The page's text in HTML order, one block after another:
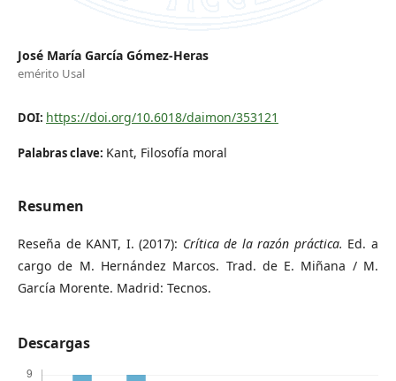
José María García Gómez-Heras
emérito Usal
DOI: https://doi.org/10.6018/daimon/353121
Palabras clave: Kant, Filosofía moral
Resumen
Reseña de KANT, I. (2017): Crítica de la razón práctica. Ed. a
cargo de M. Hernández Marcos. Trad. de E. Miñana / M.
García Morente. Madrid: Tecnos.
Descargas